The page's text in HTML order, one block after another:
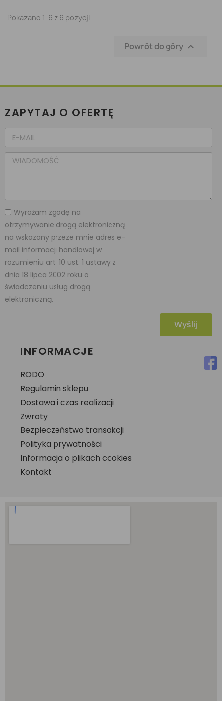
Pokazano 1-6 z 6 pozycji
Powrót do góry 
ZAPYTAJ O OFERTĘ
Wyrażam zgodę na
otrzymywanie drogą elektroniczną
na wskazany przeze mnie adres e-
mail informacji handlowej w
rozumieniu art. 10 ust. 1 ustawy z
dnia 18 lipca 2002 roku o
świadczeniu usług drogą
elektroniczną.
Wyślij
INFORMACJE
RODO
Regulamin sklepu
Dostawa i czas realizacji
Zwroty
Bezpieczeństwo transakcji
Polityka prywatności
Informacja o plikach cookies
Kontakt